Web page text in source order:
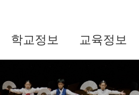
학교정보 교육정보